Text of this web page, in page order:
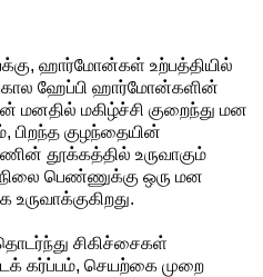
ஹார்மோன்கள் உற்பத்தியில்
ஹேப்பி ஹார்மோன்களின்
மனதில் மகிழ்ச்சி குறைந்து மன
பிறந்த குழந்தையின்
தூக்கத்தில் உருவாகும்
நிலை பெண்ணுக்கு ஒரு மன
சிகிச்சைகள்
கர்ப்பம், செயற்கை முறை